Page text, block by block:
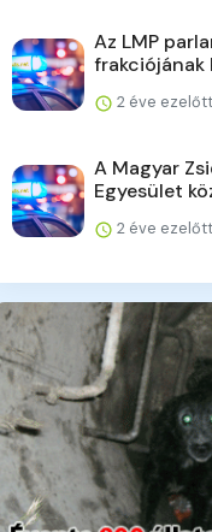
Az LMP
frakciójának
2 éve
A Magyar
Egyesület
2 éve